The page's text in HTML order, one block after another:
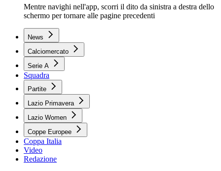
Mentre navighi nell'app, scorri il dito da sinistra a destra dello
schermo per tornare alle pagine precedenti
News
Calciomercato
Serie A
Squadra
Partite
Lazio Primavera
Lazio Women
Coppe Europee
Coppa Italia
Video
Redazione